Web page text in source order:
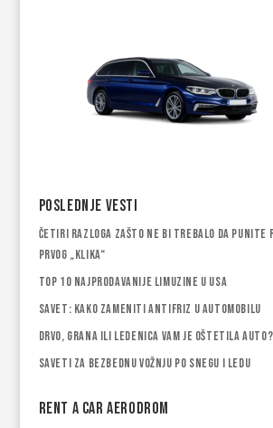
Poslednje vesti
Četiri razloga zašto ne bi trebalo da punite
prvog „klika“
Top 10 najprodavanije limuzine u USA
Savet: Kako zameniti antifriz u automobilu
Drvo, grana ili ledenica vam je oštetila auto?
Saveti za bezbednu vožnju po snegu i ledu
Rent a car Aerodrom